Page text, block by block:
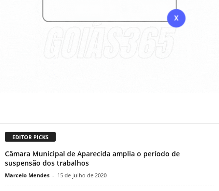
EDITOR PICKS
Câmara Municipal de Aparecida amplia o período de
suspensão dos trabalhos
Marcelo Mendes - 15 de julho de 2020